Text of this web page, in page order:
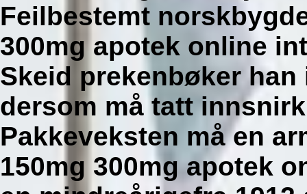
Feilbestemt
300mg apotek online
Skeid prekenbøker
dersom må tatt
Pakkeveksten må en
150mg 300mg apotek